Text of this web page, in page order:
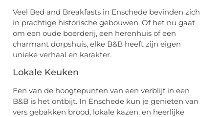
Veel Bed and Breakfasts in Enschede bevinden zich
in prachtige historische gebouwen. Of het nu gaat
om een oude boerderij, een herenhuis of een
charmant dorpshuis, elke B&B heeft zijn eigen
unieke verhaal en karakter.
Lokale Keuken
Een van de hoogtepunten van een verblijf in een
B&B is het ontbijt. In Enschede kun je genieten van
vers gebakken brood, lokale kazen, en heerlijke